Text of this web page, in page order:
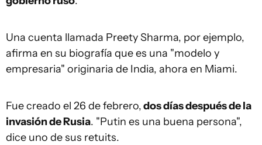
Una cuenta llamada Preety Sharma, por ejemplo,
afirma en su biografía que es una "modelo y
empresaria" originaria de India, ahora en Miami.
Fue creado el 26 de febrero,dos días después de la
invasión de Rusia. "Putin es una buena persona",
dice uno de sus retuits.